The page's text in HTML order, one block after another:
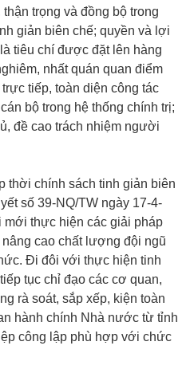
trọng và đồng bộ trong
giản biên chế; quyền và lợi
tiêu chí được đặt lên hàng
nhất quán quan điểm
tiếp, toàn diện công tác
bộ trong hệ thống chính trị;
đề cao trách nhiệm người
thời chính sách tinh giản biên
số 39-NQ/TW ngày 17-4-
mới thực hiện các giải pháp
cao chất lượng đội ngũ
Đi đôi với thực hiện tinh
tục chỉ đạo các cơ quan,
rà soát, sắp xếp, kiện toàn
hành chính Nhà nước từ tỉnh
công lập phù hợp với chức